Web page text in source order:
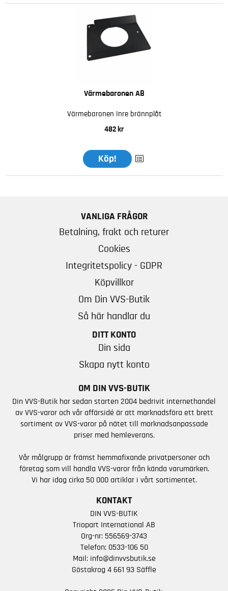
Värmebaronen AB
Värmebaronen Inre brännplåt
482 kr
Köp!
VANLIGA FRÅGOR
Betalning, frakt och returer
Cookies
Integritetspolicy - GDPR
Köpvillkor
Om Din VVS-Butik
Så här handlar du
DITT KONTO
Din sida
Skapa nytt konto
OM DIN VVS-BUTIK
Din VVS-Butik har sedan starten 2004 bedrivit internethandel
av VVS-varor och vår affärsidé är att marknadsföra ett brett
sortiment av VVS-varor på nätet till marknadsanpassade
priser med hemleverans.
Vår målgrupp är främst hemmafixande privatpersoner och
företag som vill handla VVS-varor från kända varumärken.
Vi har idag cirka 50 000 artiklar i vårt sortimentet.
KONTAKT
DIN VVS-BUTIK
Triopart International AB
Org-nr: 556569-3743
Telefon: 0533-106 50
Mail: info@dinvvsbutik.se
Göstakrog 4 661 93 Säffle